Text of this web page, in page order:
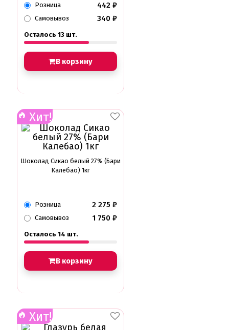
Розница 442 ₽
Самовывоз 340 ₽
Осталось 13 шт.
В корзину
Хит!
Шоколад Сикао белый 27% (Бари
Калебао) 1кг
Розница 2 275 ₽
Самовывоз 1 750 ₽
Осталось 14 шт.
В корзину
Хит!